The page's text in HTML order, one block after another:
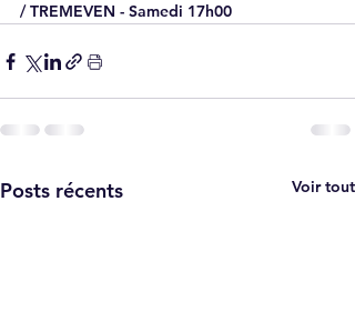
/ TREMEVEN - Samedi 17h00
Posts récents Voir tout